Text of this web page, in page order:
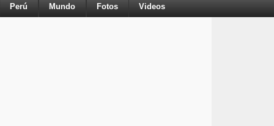
Perú Mundo Fotos Videos